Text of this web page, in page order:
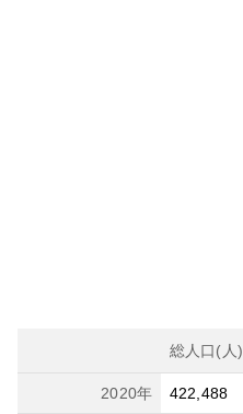
総人口(人)
2020年 422,488